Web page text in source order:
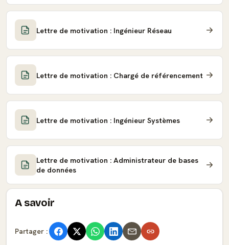
Lettre de motivation : Ingénieur Réseau
Lettre de motivation : Chargé de référencement
Lettre de motivation : Ingénieur Systèmes
Lettre de motivation : Administrateur de bases
de données
A savoir
Partager :